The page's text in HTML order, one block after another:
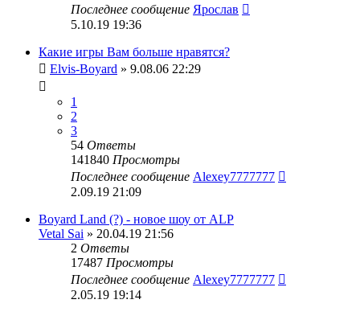
Последнее сообщение Ярослав
5.10.19 19:36
Какие игры Вам больше нравятся?
Elvis-Boyard » 9.08.06 22:29
1
2
3
54 Ответы
141840 Просмотры
Последнее сообщение Alexey7777777
2.09.19 21:09
Boyard Land (?) - новое шоу от ALP
Vetal Sai » 20.04.19 21:56
2 Ответы
17487 Просмотры
Последнее сообщение Alexey7777777
2.05.19 19:14